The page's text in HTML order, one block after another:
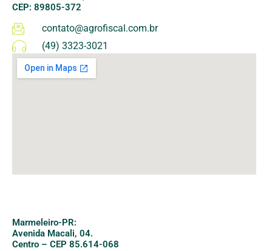
CEP: 89805-372
contato@agrofiscal.com.br
(49) 3323-3021
Marmeleiro-PR:
Avenida Macali, 04.
Centro – CEP 85.614-068